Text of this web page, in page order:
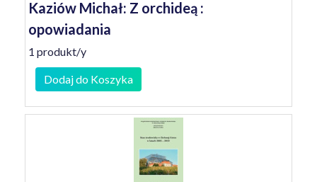
Kaziów Michał: Z orchideą :
opowiadania
1 produkt/y
Dodaj do Koszyka